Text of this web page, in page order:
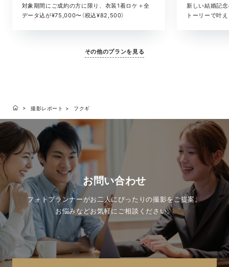
対象期間にご成約の方に限り、衣装1着ロケ＋全
データ込が¥75,000〜（税込¥82,500）
新しい結婚記念
トーリーで叶
その他のプランを見る
撮影レポート フクギ
お問い合わせ
フォトプランナーがお二人にぴったりの撮影をご提案。
お悩みなどお気軽にご相談ください。